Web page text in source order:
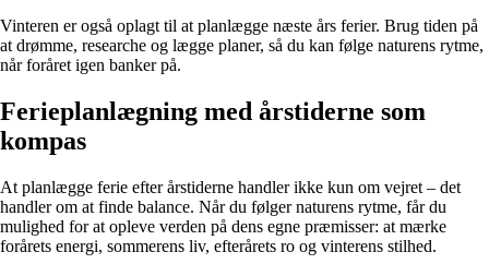
Vinteren er også oplagt til at planlægge næste års ferier. Brug tiden på
at drømme, researche og lægge planer, så du kan følge naturens rytme,
når foråret igen banker på.
Ferieplanlægning med årstiderne som
kompas
At planlægge ferie efter årstiderne handler ikke kun om vejret – det
handler om at finde balance. Når du følger naturens rytme, får du
mulighed for at opleve verden på dens egne præmisser: at mærke
forårets energi, sommerens liv, efterårets ro og vinterens stilhed.